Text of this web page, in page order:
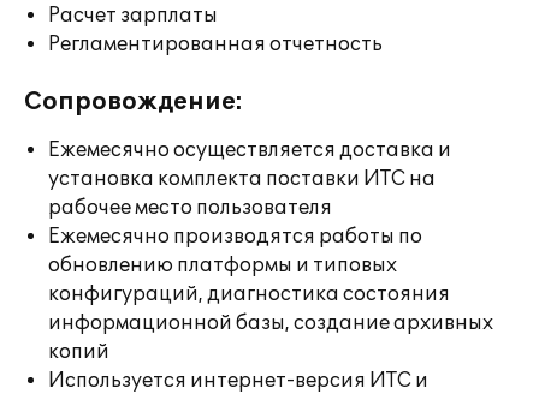
Расчет зарплаты
Регламентированная отчетность
Сопровождение:
Ежемесячно осуществляется доставка и
установка комплекта поставки ИТС на
рабочее место пользователя
Ежемесячно производятся работы по
обновлению платформы и типовых
конфигураций, диагностика состояния
информационной базы, создание архивных
копий
Используется интернет-версия ИТС и